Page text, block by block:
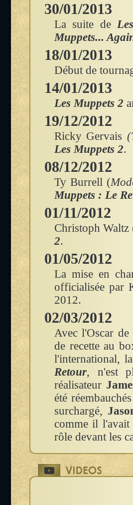
30/01/2013
La suite de
Muppets...
18/01/2013
Début de
14/01/2013
Les Muppets 2
19/12/2012
Ricky Gervais
Les Muppets 2.
08/12/2012
Ty Burrell (
Muppets : Le
01/11/2012
Christoph Waltz
2.
01/05/2012
La mise en
officialisée par
2012.
02/03/2012
Avec l'Oscar
de recette au
l'international,
Retour, n'est
réalisateur
été
surchargé,
comme il
rôle devant les